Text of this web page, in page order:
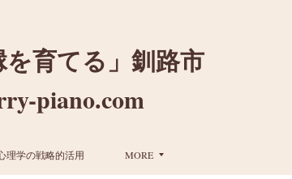
育てる」釧路市
piano.com
理学の戦略的活用 MORE